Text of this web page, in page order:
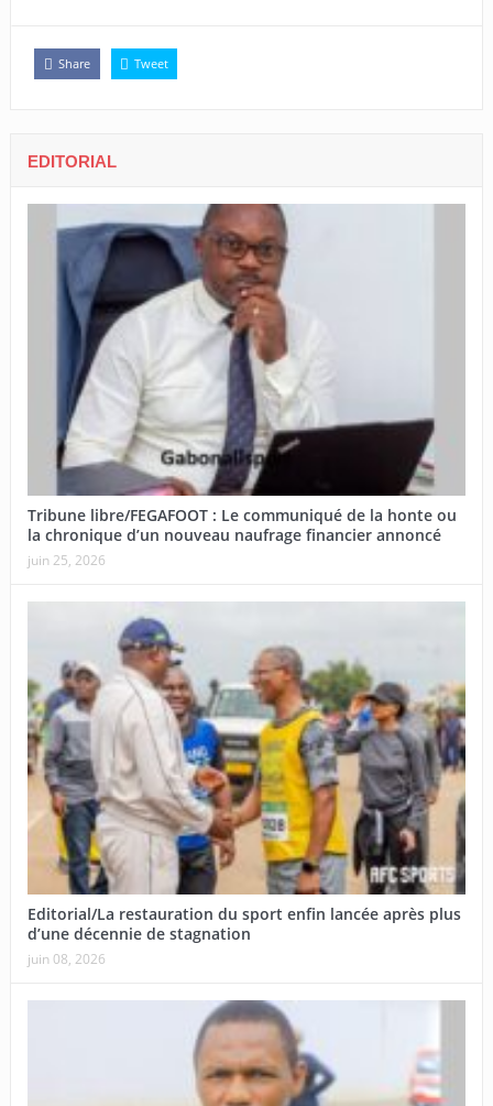
Share Tweet
EDITORIAL
Tribune libre/FEGAFOOT : Le communiqué de la honte ou
la chronique d’un nouveau naufrage financier annoncé
juin 25, 2026
Editorial/La restauration du sport enfin lancée après plus
d’une décennie de stagnation
juin 08, 2026